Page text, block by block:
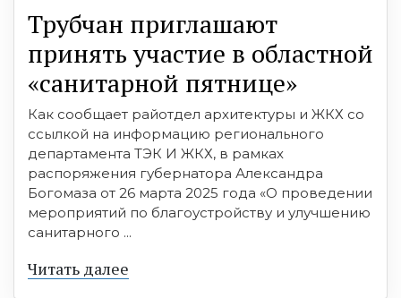
Трубчан приглашают
принять участие в областной
«санитарной пятнице»
Как сообщает райотдел архитектуры и ЖКХ со
ссылкой на информацию регионального
департамента ТЭК И ЖКХ, в рамках
распоряжения губернатора Александра
Богомаза от 26 марта 2025 года «О проведении
мероприятий по благоустройству и улучшению
санитарного ...
Читать далее